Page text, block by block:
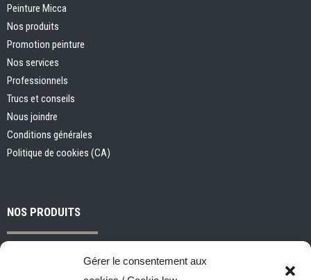
Gérer le consentement aux
Peinture Micca
Nos produits
Promotion peinture
Nos services
Professionnels
Trucs et conseils
Nous joindre
Conditions générales
Politique de cookies (CA)
NOS PRODUITS
Peintures et apprêts d’intérieur